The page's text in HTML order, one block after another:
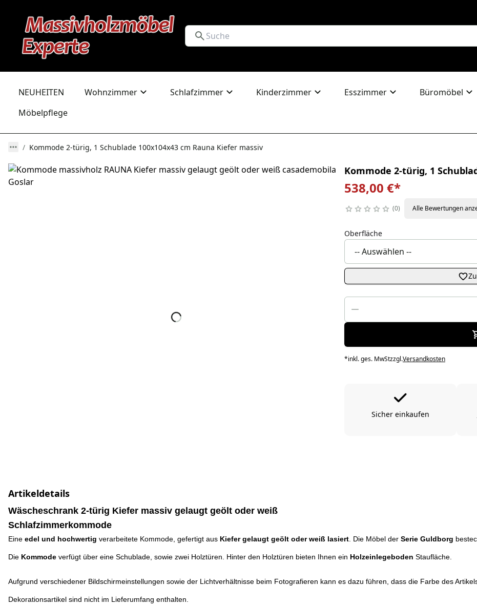
NEUHEITEN Wohnzimmer Schlafzimmer Kinderzimmer Esszimmer Büromöbel
Möbelpflege
Kommode 2-türig, 1 Schublade 100x104x43 cm Rauna Kiefer massiv
Kommode 2-türig, 1
538,00 €*
0 Alle Bewertungen
Oberfläche
*inkl. ges. MwStzzgl.Versandkosten
Sicher einkaufen
Artikeldetails
Wäscheschrank 2-türig Kiefer massiv gelaugt geölt oder weiß
Schlafzimmerkommode
Eine edel und hochwertig verarbeitete Kommode, gefertigt aus Kiefer gelaugt geölt oder weiß lasiert . Die Möbel der Serie Guldborg
Die Kommode verfügt über eine Schublade, sowie zwei Holztüren. Hinter den Holztüren bieten Ihnen ein Holzeinlegeboden Staufläche.
Aufgrund verschiedener Bildschirmeinstellungen sowie der Lichtverhältnisse beim Fotografieren kann es dazu führen, dass die Farbe des
Dekorationsartikel sind nicht im Lieferumfang enthalten.